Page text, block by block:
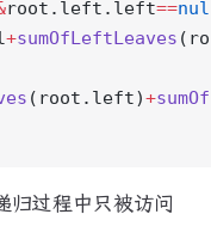
root.left.left==
+sumOfLeftLeaves
(root.left)+
归过程中只被访问